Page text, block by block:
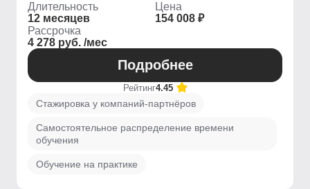
Длительность
12 месяцев
Цена
154 008 ₽
Рассрочка
4 278 руб. /мес
Подробнее
Рейтинг4.45
Стажировка у компаний-партнёров
Самостоятельное распределение времени
обучения
Обучение на практике